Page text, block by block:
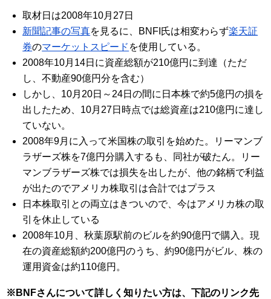
取材日は2008年10月27日
新聞記事の写真を見るに、BNFI氏は相変わらず楽天証
券のマーケットスピード を使用している。
2008年10月14日に資産総額が210億円に到達（ただ
し、不動産90億円分を含む）
しかし、10月20日～24日の間に日本株で約5億円の損を
出したため、10月27日時点では総資産は210億円に達し
ていない。
2008年9月に入って米国株の取引を始めた。リーマンブ
ラザーズ株を7億円分購入するも、同社が破たん。リー
マンブラザーズ株では損失を出したが、他の銘柄で利益
が出たのでアメリカ株取引は合計ではプラス
日本株取引との両立はきついので、今はアメリカ株の取
引を休止している
2008年10月、秋葉原駅前のビルを約90億円で購入。現
在の資産総額約200億円のうち、約90億円がビル、株の
運用資金は約110億円。
※BNFさんについて詳しく知りたい方は、下記のリンク先